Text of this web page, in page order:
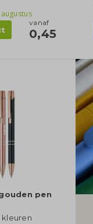
vanaf
0,45
pen
kleuren